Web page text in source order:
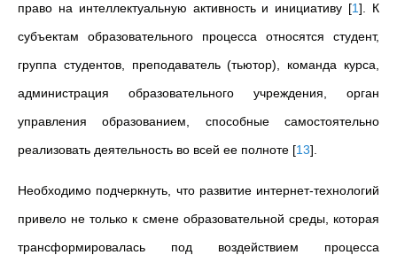
право на интеллектуальную активность и инициативу [1] . К
субъектам образовательного процесса относятся студент,
группа студентов, преподаватель (тьютор), команда курса,
администрация образовательного учреждения, орган
управления образованием, способные самостоятельно
реализовать деятельность во всей ее полноте [13]
Необходимо подчеркнуть, что развитие интернет-технологий
привело не только к смене образовательной среды, которая
трансформировалась под воздействием процесса